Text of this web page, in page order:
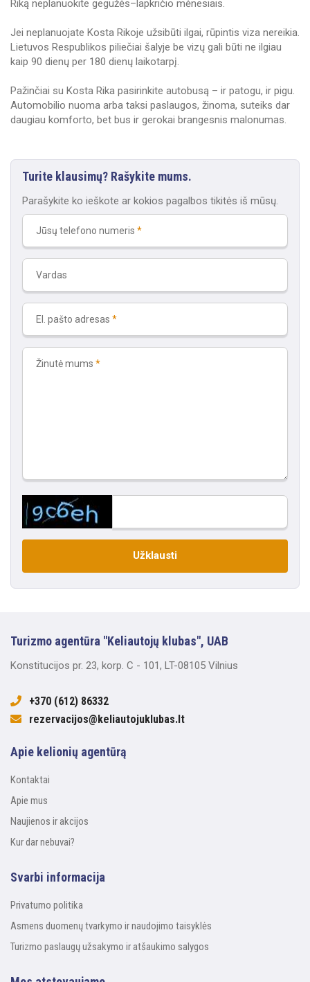
Riką neplanuokite gegužės–lapkričio mėnesiais.
Jei neplanuojate Kosta Rikoje užsibūti ilgai, rūpintis viza nereikia.
Lietuvos Respublikos piliečiai šalyje be vizų gali būti ne ilgiau
kaip 90 dienų per 180 dienų laikotarpį.
Pažinčiai su Kosta Rika pasirinkite autobusą – ir patogu, ir pigu.
Automobilio nuoma arba taksi paslaugos, žinoma, suteiks dar
daugiau komforto, bet bus ir gerokai brangesnis malonumas.
Turite klausimų? Rašykite mums.
Parašykite ko ieškote ar kokios pagalbos tikitės iš mūsų.
Jūsų telefono numeris
Vardas
El. pašto adresas
Žinutė mums
Užklausti
Turizmo agentūra "Keliautojų klubas", UAB
Konstitucijos pr. 23, korp. C - 101, LT-08105 Vilnius
+370 (612) 86332
rezervacijos@keliautojuklubas.lt
Apie kelionių agentūrą
Kontaktai
Apie mus
Naujienos ir akcijos
Kur dar nebuvai?
Svarbi informacija
Privatumo politika
Asmens duomenų tvarkymo ir naudojimo taisyklės
Turizmo paslaugų užsakymo ir atšaukimo salygos